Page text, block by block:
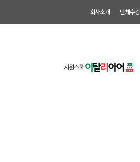
회사소개 단체수강